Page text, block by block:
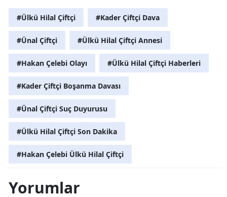
#Ülkü Hilal Çiftçi #Kader Çiftçi Dava
#Ünal Çiftçi #Ülkü Hilal Çiftçi Annesi
#Hakan Çelebi Olayı #Ülkü Hilal Çiftçi Haberleri
#Kader Çiftçi Boşanma Davası
#Ünal Çiftçi Suç Duyurusu
#Ülkü Hilal Çiftçi Son Dakika
#Hakan Çelebi Ülkü Hilal Çiftçi
Yorumlar